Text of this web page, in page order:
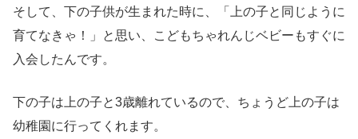
そして、下の子供が生まれた時に、「上の子と同じように
育てなきゃ！」と思い、こどもちゃれんじベビーもすぐに
入会したんです。
下の子は上の子と3歳離れているので、ちょうど上の子は
幼稚園に行ってくれます。